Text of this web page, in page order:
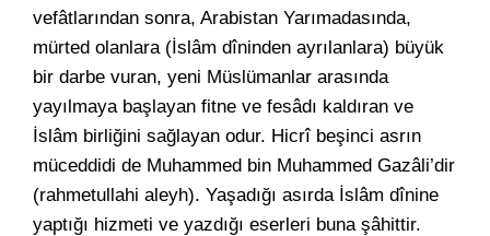
vefâtlarından sonra, Arabistan Yarımadasında,
mürted olanlara (İslâm dîninden ayrılanlara) büyük
bir darbe vuran, yeni Müslümanlar arasında
yayılmaya başlayan fitne ve fesâdı kaldıran ve
İslâm birliğini sağlayan odur. Hicrî beşinci asrın
müceddidi de Muhammed bin Muhammed Gazâli’dir
(rahmetullahi aleyh). Yaşadığı asırda İslâm dînine
yaptığı hizmeti ve yazdığı eserleri buna şâhittir.